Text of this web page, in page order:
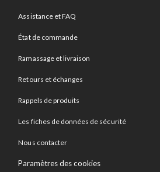
Assistance et FAQ
État de commande
Ramassage et livraison
Retours et échanges
Rappels de produits
Les fiches de données de sécurité
Nous contacter
Paramètres des cookies